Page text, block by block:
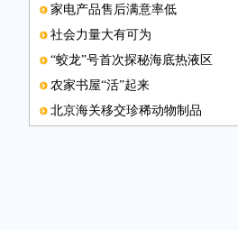
家电产品售后满意率低
社会力量大有可为
“蛟龙”号首次探秘海底热液区
农家书屋“活”起来
北京海关移交珍稀动物制品